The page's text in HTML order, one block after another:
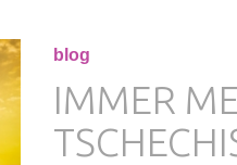
blog
IMMER